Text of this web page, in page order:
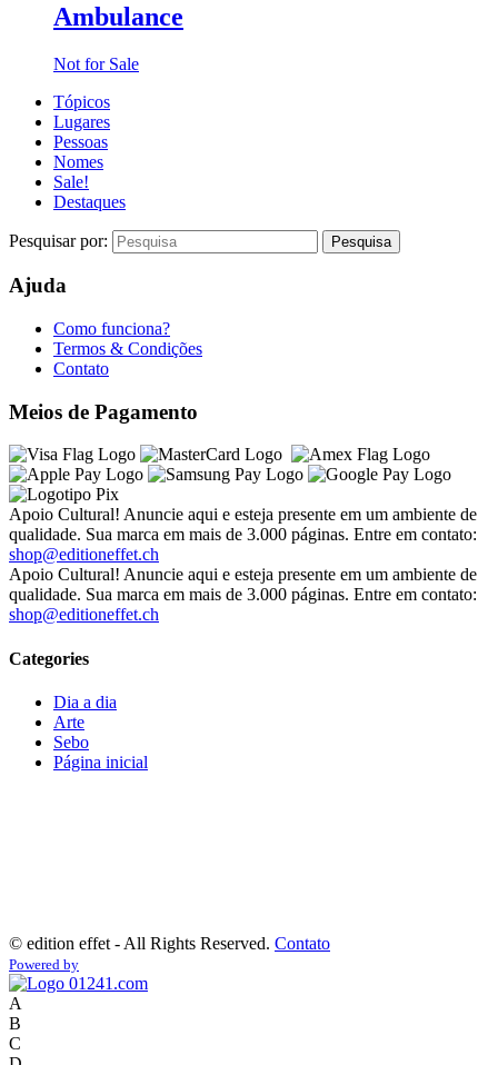
Ambulance
Not for Sale
Tópicos
Lugares
Pessoas
Nomes
Sale!
Destaques
Pesquisar por:
Ajuda
Como funciona?
Termos & Condições
Contato
Meios de Pagamento
Apoio Cultural! Anuncie aqui e esteja presente em um ambiente de
qualidade. Sua marca em mais de 3.000 páginas. Entre em contato:
shop@editioneffet.ch
Apoio Cultural! Anuncie aqui e esteja presente em um ambiente de
qualidade. Sua marca em mais de 3.000 páginas. Entre em contato:
shop@editioneffet.ch
Categories
Dia a dia
Arte
Sebo
Página inicial
© edition effet - All Rights Reserved. Contato
Powered by
A
B
C